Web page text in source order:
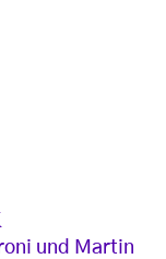
und Martin